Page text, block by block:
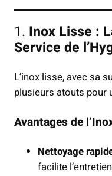
1. Inox Lisse :
Service de
L’inox lisse, avec sa
plusieurs atouts pour
Avantages de
Nettoyage
facilite